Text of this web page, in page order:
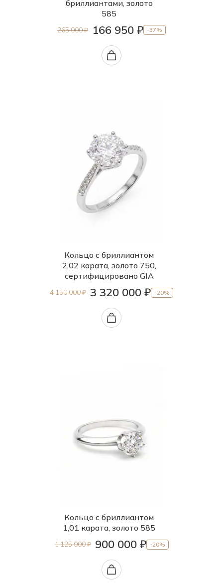
бриллиантами, золото
585
265 000 ₽ 166 950 ₽ -37%
Кольцо с бриллиантом
2,02 карата, золото 750,
сертифицировано GIA
4 150 000 ₽ 3 320 000 ₽ -20%
Кольцо с бриллиантом
1,01 карата, золото 585
1 125 000 ₽ 900 000 ₽ -20%